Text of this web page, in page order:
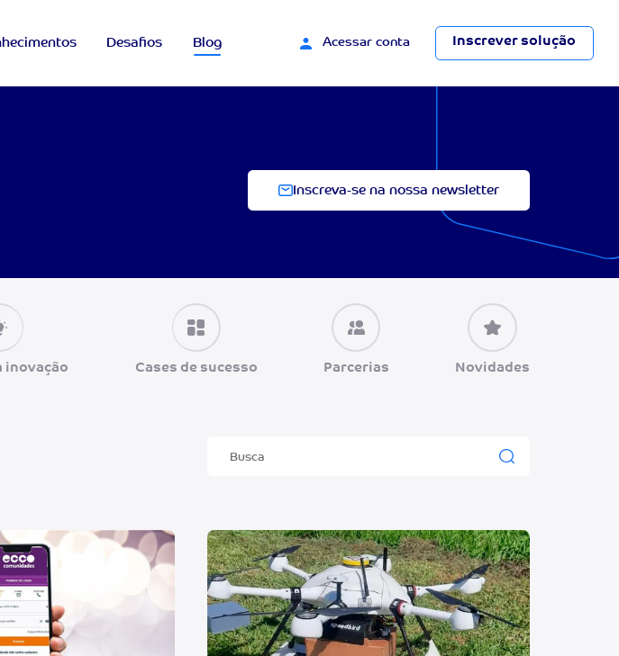
Desafios Blog Acessar conta Inscrever solução
Inscreva-se na nossa newsletter
inovação Cases de sucesso Parcerias Novidades